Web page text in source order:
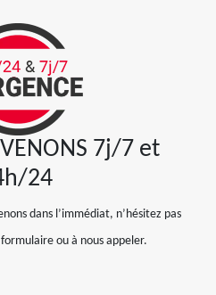
7j/7 et
24
dans l’immédiat, n’hésitez pas
ou à nous appeler.